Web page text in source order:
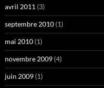
avril 2011 (3)
septembre 2010 (1)
mai 2010 (1)
novembre 2009 (4)
juin 2009 (1)